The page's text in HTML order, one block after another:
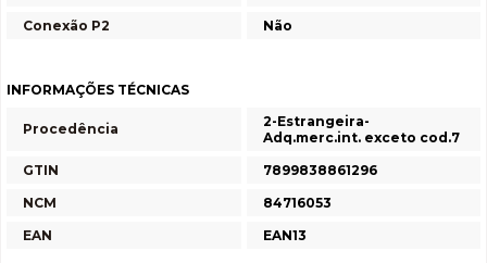
Conexão P2
Não
INFORMAÇÕES TÉCNICAS
Procedência
2-Estrangeira-
Adq.merc.int. exceto cod.7
GTIN
7899838861296
NCM
84716053
EAN
EAN13